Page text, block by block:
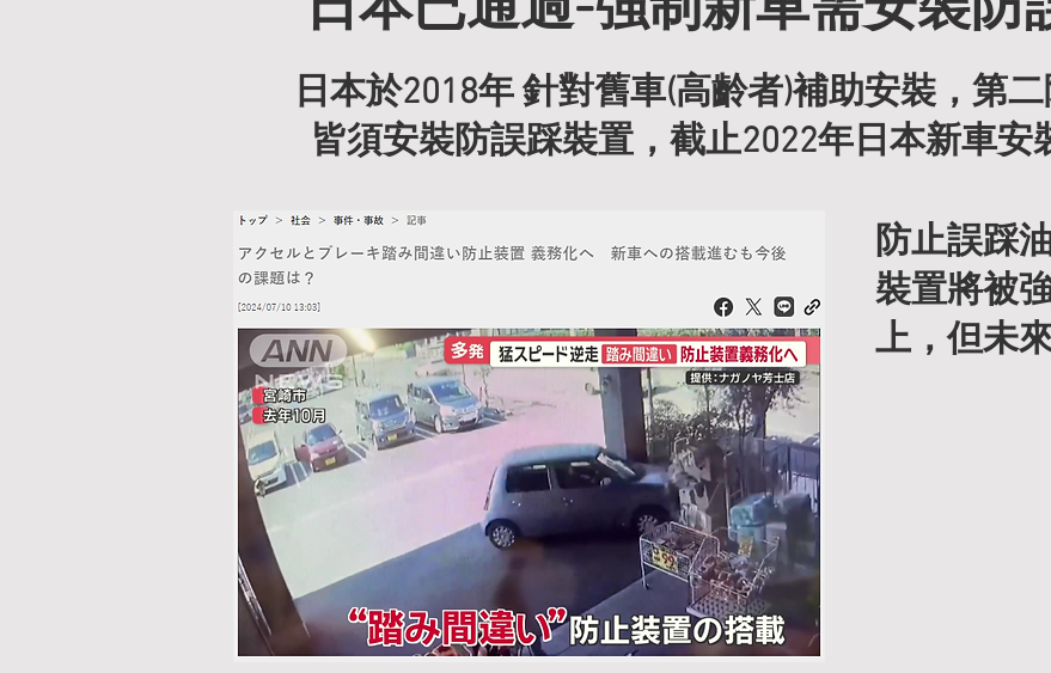
* 腎上腺素（Adrenaline）的角色:
腎上腺素（又稱epinephrine）是壓力荷爾蒙之一，當人感
response）」，其影響如下：
1. 刺激交感神經系統（SNS）啟動自動化反應
• 增加心跳、血壓與呼吸速率
• 提高肌肉張力與反射反應速度
• 減少對「高層認知功能」的資源投入，導致大腦控制行為
踏板）
2. 抑制前額葉皮質，削弱理性與動作控制
• 前額葉掌管行動決策與抑制錯誤行為，但腎上腺素激增時
制。
日本於2018年 針對舊車(高齡者)補助安裝，第
皆須安裝防誤踩裝置，截止2022年日本新車安
防止誤踩
裝置將被
上，但未